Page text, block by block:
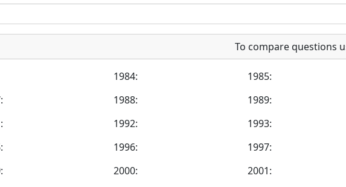
To compare questions
1984:
1985:
1988:
1989:
1992:
1993:
1996:
1997:
2000:
2001: